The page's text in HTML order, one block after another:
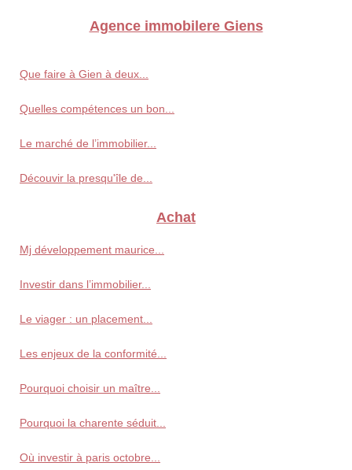
Agence immobilere Giens
Que faire à Gien à deux...
Quelles compétences un bon...
Le marché de l’immobilier...
Découvir la presqu'île de...
Achat
Mj développement maurice...
Investir dans l’immobilier...
Le viager : un placement...
Les enjeux de la conformité...
Pourquoi choisir un maître...
Pourquoi la charente séduit...
Où investir à paris octobre...